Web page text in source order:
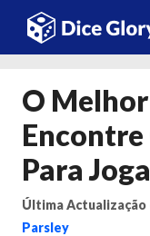
Saltar
para
conteúdo
O
Para
Última Actualização
Parsley